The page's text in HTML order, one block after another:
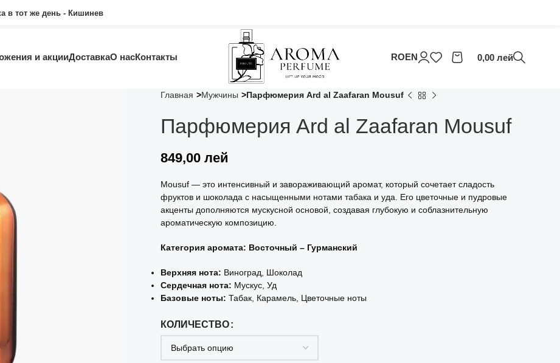
в тот же день - Кишинев
и акцииДоставкаО насКонтакты ROEN 0,00 лей
Главная Мужчины Парфюмерия Ard al Zaafaran Mousuf
Парфюмерия Ard al Zaafaran Mousuf
849,00 лей
Mousuf — это интенсивный и завораживающий аромат, который сочетает сладость
фруктов и шоколада с насыщенными нотами табака и уда. Его цветочные и пудровые
акценты дополняются мускусной основой, создавая глубокую и соблазнительную
ароматическую композицию.
Категория аромата: Восточный – Гурманский
Верхняя нота: Виноград, Шоколад
Сердечная нота: Мускус, Уд
Базовые ноты: Табак, Карамель, Цветочные ноты
КОЛИЧЕСТВО